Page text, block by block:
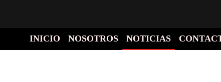
INICIO NOSOTROS NOTICIAS